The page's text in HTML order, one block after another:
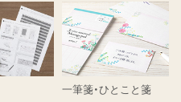
一筆箋・ひとこと箋